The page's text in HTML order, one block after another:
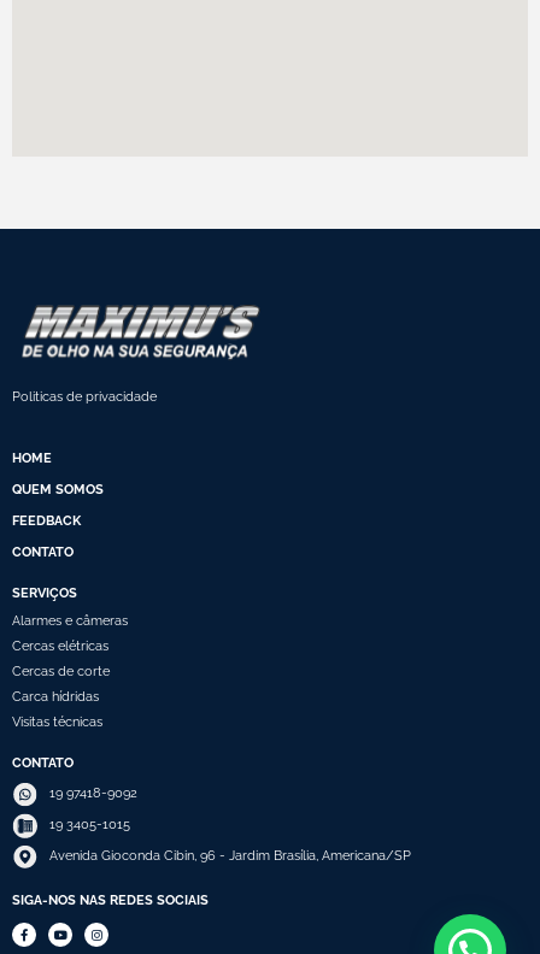
Politicas de privacidade
HOME
QUEM SOMOS
FEEDBACK
CONTATO
SERVIÇOS
Alarmes e câmeras
Cercas elétricas
Cercas de corte
Carca hídridas
Visitas técnicas
CONTATO
19 97418-9092
19 3405-1015
Avenida Gioconda Cibin, 96 - Jardim Brasília, Americana/SP
SIGA-NOS NAS REDES SOCIAIS